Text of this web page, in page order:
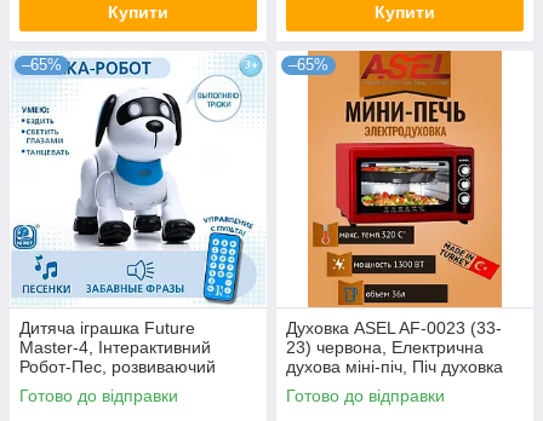
Купити Купити
–65%
Дитяча іграшка Future
Master-4, Інтерактивний
Робот-Пес, розвиваючий
Друг, що говорить, для Дітей
Готово до відправки
–65%
Духовка ASEL AF-0023 (33-
23) червона, Електрична
духова міні-піч, Піч духовка
електрична, Піч духовка
електрична
Готово до відправки